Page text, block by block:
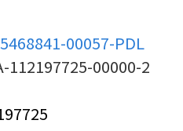
00057-PDL
112197725-00000-2